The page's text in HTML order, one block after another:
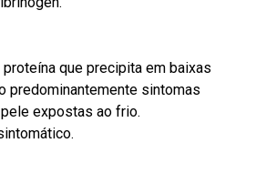
que precipita em baixas
predominantemente sintomas
expostas ao frio.